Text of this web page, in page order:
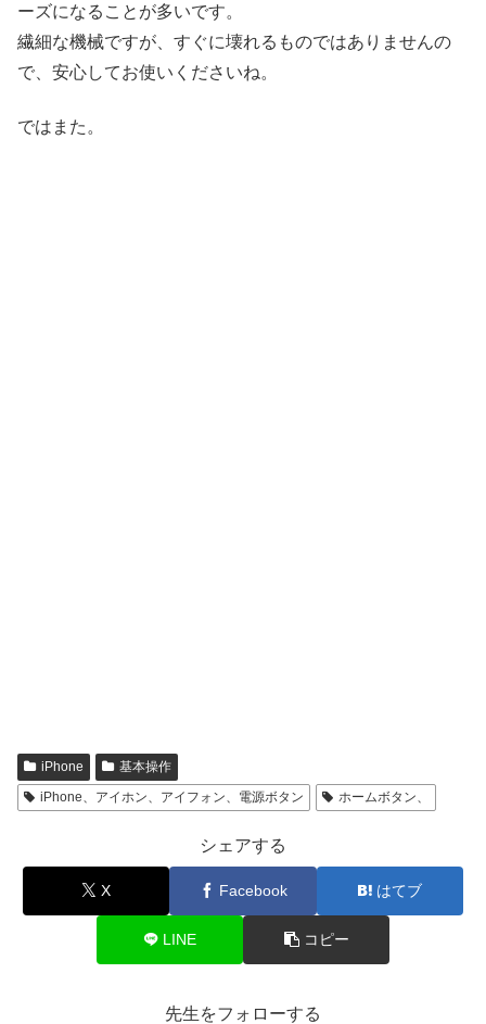
ーズになることが多いです。
繊細な機械ですが、すぐに壊れるものではありませんの
で、安心してお使いくださいね。
ではまた。
iPhone
基本操作
iPhone、アイホン、アイフォン、電源ボタン
ホームボタン、
シェアする
X Facebook はてブ
LINE コピー
先生をフォローする